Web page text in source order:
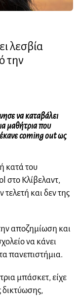
λεσβία
την
να καταβάλει
μαθήτρια που
coming out ως
κατά του
στο Κλίβελαντ,
και δεν της
αποζημίωση και
να κάνει
πανεπιστήμια.
μπάσκετ, είχε
δικτύωσης,